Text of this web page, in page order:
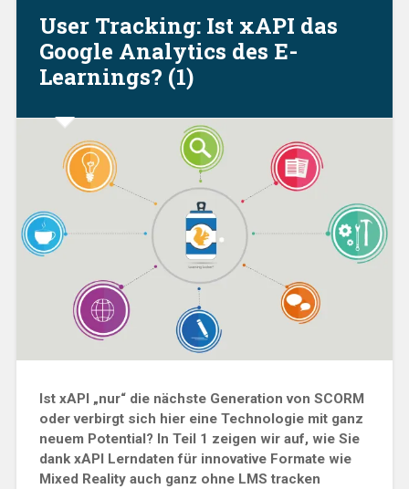
E-
Learnings?
(2)“
User Tracking: Ist xAPI das
Google Analytics des E-
Learnings? (1)
Ist xAPI „nur“ die nächste Generation von SCORM
oder verbirgt sich hier eine Technologie mit ganz
neuem Potential? In Teil 1 zeigen wir auf, wie Sie
dank xAPI Lerndaten für innovative Formate wie
Mixed Reality auch ganz ohne LMS tracken